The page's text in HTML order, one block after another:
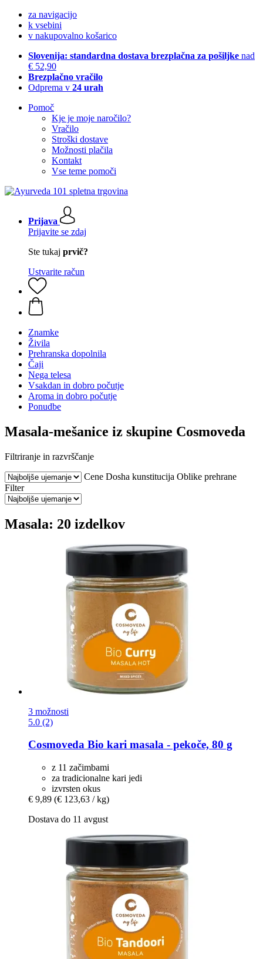
za navigacijo
k vsebini
v nakupovalno košarico
Slovenija: standardna dostava brezplačna za pošiljke nad
€ 52,90
Brezplačno vračilo
Odprema v 24 urah
Pomoč
Kje je moje naročilo?
Vračilo
Stroški dostave
Možnosti plačila
Kontakt
Vse teme pomoči
Prijava
Prijavite se zdaj
Ste tukaj prvič?
Ustvarite račun
Znamke
Živila
Prehranska dopolnila
Čaji
Nega telesa
Vsakdan in dobro počutje
Aroma in dobro počutje
Ponudbe
Masala-mešanice iz skupine Cosmoveda
Filtriranje in razvrščanje
Cene Dosha kunstitucija Oblike prehrane
Filter
Masala: 20 izdelkov
3 možnosti
5.0 (2)
Cosmoveda Bio kari masala -​ pekoče, 80 g
z 11 začimbami
za tradicionalne kari jedi
izvrsten okus
€ 9,89 (€ 123,63 / kg)
Dostava do 11 avgust